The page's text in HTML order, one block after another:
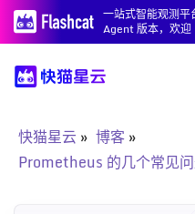
一站式智能观测
Agent 版本，欢迎
快猫星云
博客
Prometheus 的几个常见